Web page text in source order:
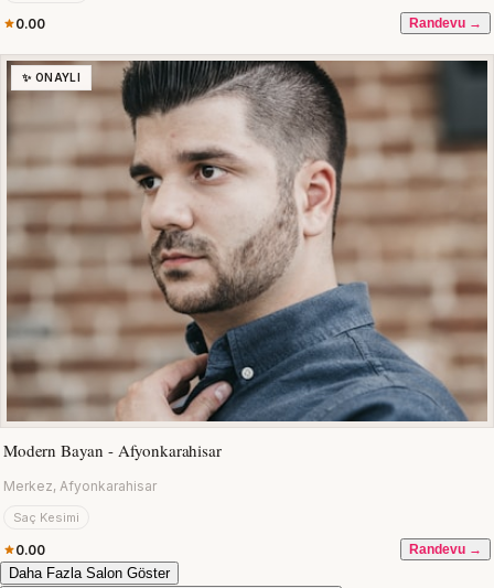
0.00 Randevu →
✨ ONAYLI
Modern Bayan - Afyonkarahisar
Merkez, Afyonkarahisar
Saç Kesimi
0.00 Randevu →
Daha Fazla Salon Göster